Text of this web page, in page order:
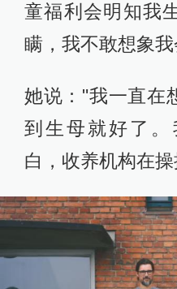
童福利会明知我
瞒，我不敢想象
她说："我一直在
到生母就好了
白，收养机构在